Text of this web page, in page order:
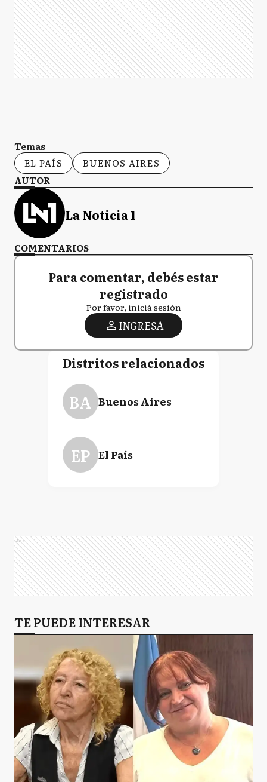
Temas
EL PAÍS
BUENOS AIRES
AUTOR
La Noticia 1
COMENTARIOS
Para comentar, debés estar
registrado
Por favor, iniciá sesión
INGRESA
Distritos relacionados
BA Buenos Aires
EP El País
Ads
TE PUEDE INTERESAR